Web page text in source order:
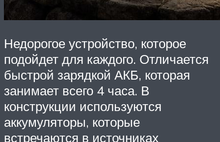
Недорогое устройство, которое
подойдет для каждого. Отличается
быстрой зарядкой АКБ, которая
занимает всего 4 часа. В
конструкции используются
аккумуляторы, которые
встречаются в источниках